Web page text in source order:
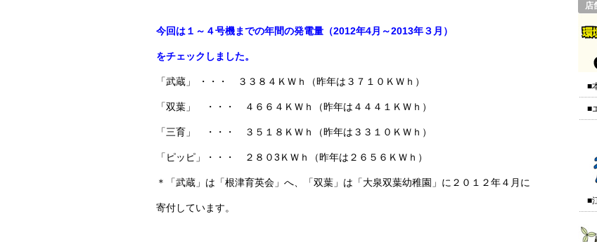
今回は１～４号機までの年間の発電量（2012年4月～2013年３月）
をチェックしました。
「武蔵」 ・・・ ３３８４ＫＷｈ（昨年は３７１０ＫＷｈ）
「双葉」 ・・・ ４６６４ＫＷｈ（昨年は４４４１ＫＷｈ）
「三育」 ・・・ ３５１８ＫＷｈ（昨年は３３１０ＫＷｈ）
「ピッピ」・・・ ２８０3ＫＷｈ（昨年は２６５６ＫＷｈ）
＊「武蔵」は「根津育英会」へ、「双葉」は「大泉双葉幼稚園」に２０１２年４月に
寄付しています。
店
■
■
■